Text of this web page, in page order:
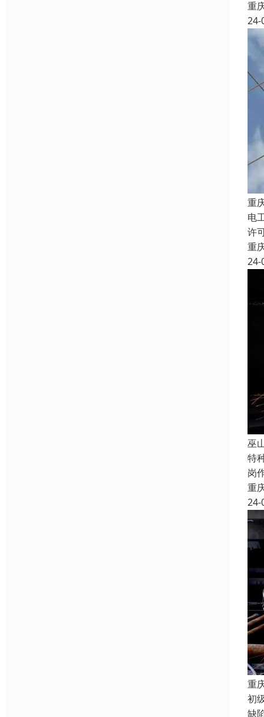
重
24-
重
电
许
重
24-
巫
特
岗
重
24-
重
初
缺